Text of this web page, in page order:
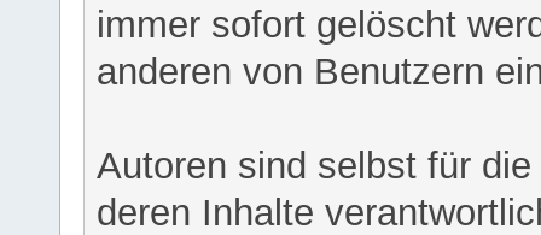
immer sofort gelöscht
anderen von Benutzern
Autoren sind selbst für
deren Inhalte